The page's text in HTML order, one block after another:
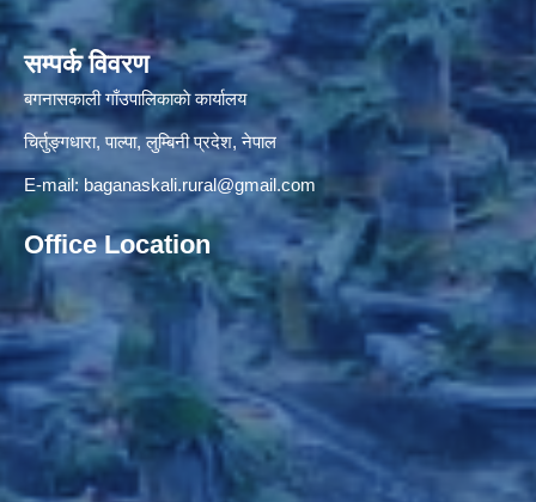
सम्पर्क विवरण
बगनासकाली गाँउपालिकाकाे कार्यालय
चिर्तुङ्गधारा, पाल्पा, लुम्बिनी प्रदेश, नेपाल
E-mail: baganaskali.rural@gmail.com
Office Location